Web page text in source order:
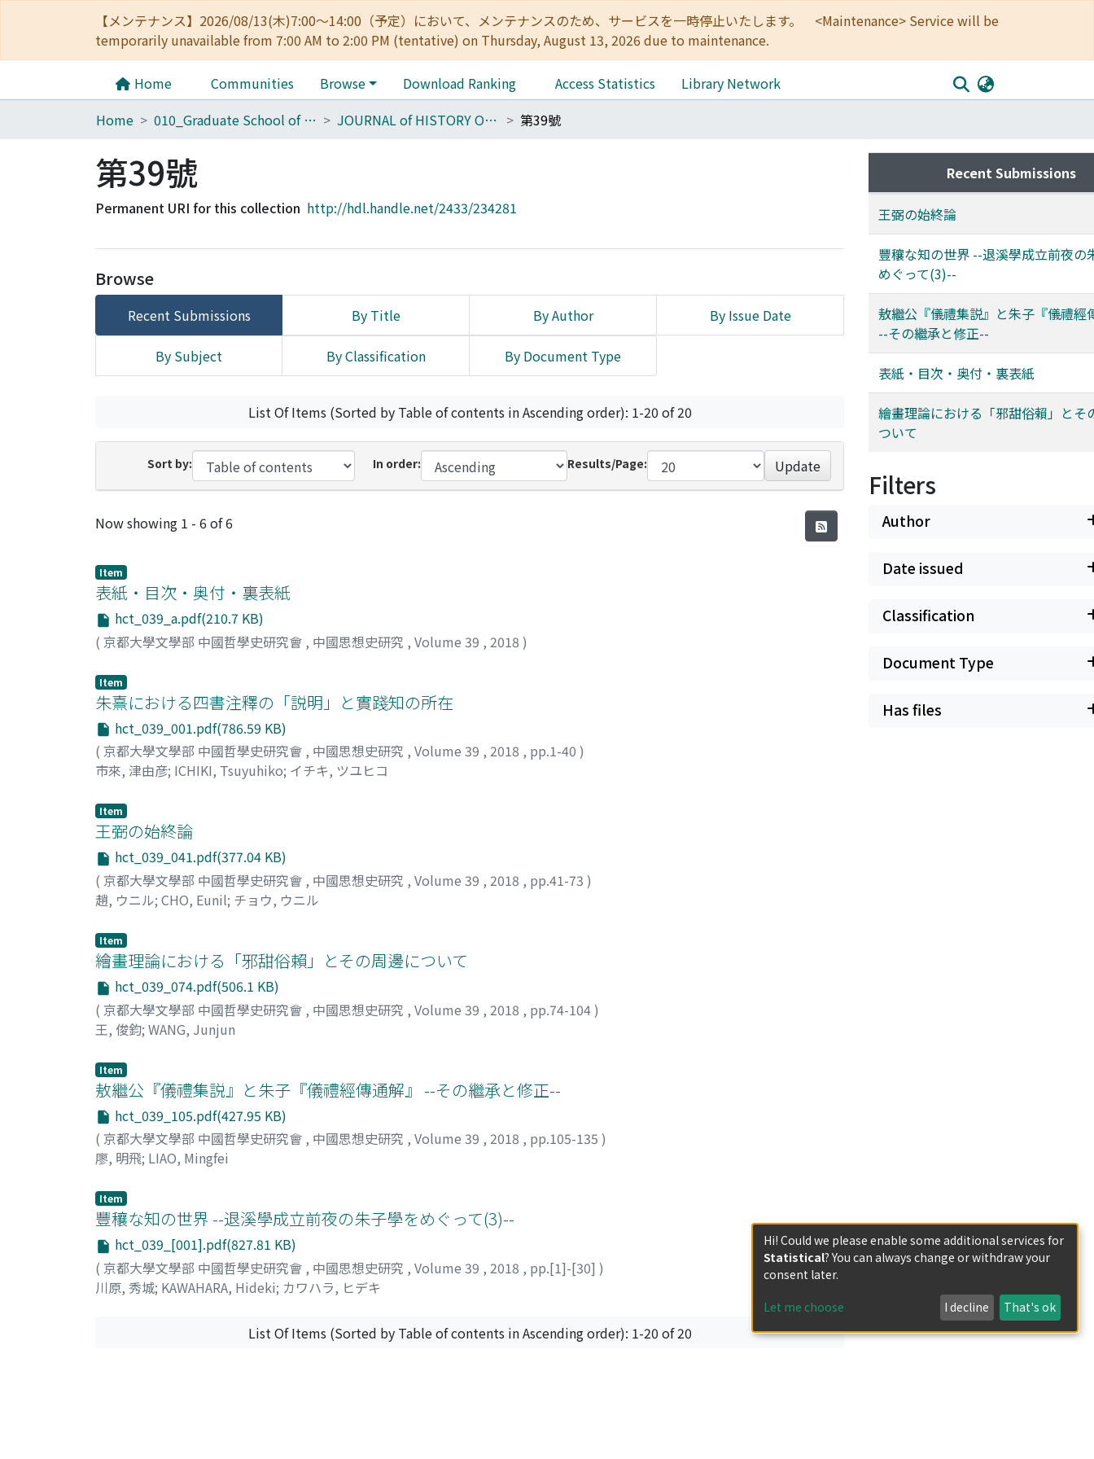
【メンテナンス】2026/08/13(木)7:00～14:00（予定）において、メンテナンスのため、サービスを一時停止いたします。 <Maintenance> Service will be
temporarily unavailable from 7:00 AM to 2:00 PM (tentative) on Thursday, August 13, 2026 due to maintenance.
Home Communities Browse Download Ranking Access Statistics
Library Network
Home
010_Graduate School of Letters JOURNAL of HISTORY OF CHINESE THOUGHT 第39號
第39號
Permanent URI for this collection http://hdl.handle.net/2433/234281
Browse
Recent Submissions By Title By Author By Issue Date
By Subject By Classification By Document Type
List Of Items (Sorted by Table of contents in Ascending order): 1-20 of 20
Sort by: In order: Results/Page: Update
Recent Submissions
Now showing 1 - 6 of 6
Item
表紙・目次・奥付・裏表紙
hct_039_a.pdf(210.7 KB)
( 京都大學文學部 中國哲學史研究會 , 中國思想史研究 , Volume 39 , 2018 )
Item
朱熹における四書注釋の「説明」と實踐知の所在
hct_039_001.pdf(786.59 KB)
( 京都大學文學部 中國哲學史研究會 , 中國思想史研究 , Volume 39 , 2018 , pp.1-40 )
市來, 津由彦; ICHIKI, Tsuyuhiko; イチキ, ツユヒコ
Item
王弼の始終論
hct_039_041.pdf(377.04 KB)
( 京都大學文學部 中國哲學史研究會 , 中國思想史研究 , Volume 39 , 2018 , pp.41-73 )
趙, ウニル; CHO, Eunil; チョウ, ウニル
Item
繪畫理論における「邪甜俗賴」とその周邊について
hct_039_074.pdf(506.1 KB)
( 京都大學文學部 中國哲學史研究會 , 中國思想史研究 , Volume 39 , 2018 , pp.74-104)
王, 俊鈞; WANG, Junjun
Item
敖繼公『儀禮集説』と朱子『儀禮經傳通解』 --その繼承と修正--
hct_039_105.pdf(427.95 KB)
( 京都大學文學部 中國哲學史研究會 , 中國思想史研究 , Volume 39 , 2018 , pp.105-135 )
廖, 明飛; LIAO, Mingfei
Item
豐穰な知の世界 --退溪學成立前夜の朱子學をめぐって(3)--
hct_039_[001].pdf(827.81 KB)
( 京都大學文學部 中國哲學史研究會 , 中國思想史研究 , Volume 39 , 2018 , pp.[1]-[30] )
川原, 秀城; KAWAHARA, Hideki; カワハラ, ヒデキ
List Of Items (Sorted by Table of contents in Ascending order): 1-20 of 20
Recent Submissions
王弼の始終論
豐穰な知の世界 --退溪學成立前夜の
めぐって(3)--
敖繼公『儀禮集説』と朱子『儀禮經
--その繼承と修正--
表紙・目次・奥付・裏表紙
繪畫理論における「邪甜俗賴」とそ
ついて
Filters
Author
Date issued
Classification
Document Type
Has files
Hi! Could we please enable some additional services for
Statistical? You can always change or withdraw your
consent later.
Let me choose I decline That's ok